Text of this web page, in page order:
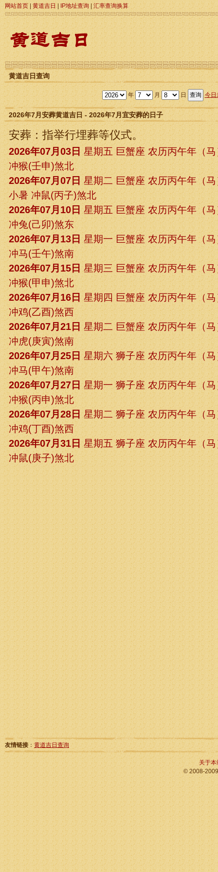
网站首页|黄道吉日| IP地址查询 |汇率查询换算
黄道吉日查询
年 月 日 今日
2026年7月安葬黄道吉日 - 2026年7月宜安葬的日子
安葬：指举行埋葬等仪式。
2026年07月03日 星期五 巨蟹座 农历丙午年（
冲猴(壬申)煞北
2026年07月07日 星期二 巨蟹座 农历丙午年（
小暑 冲鼠(丙子)煞北
2026年07月10日 星期五 巨蟹座 农历丙午年（
冲兔(己卯)煞东
2026年07月13日 星期一 巨蟹座 农历丙午年（
冲马(壬午)煞南
2026年07月15日 星期三 巨蟹座 农历丙午年（
冲猴(甲申)煞北
2026年07月16日 星期四 巨蟹座 农历丙午年（
冲鸡(乙酉)煞西
2026年07月21日 星期二 巨蟹座 农历丙午年（
冲虎(庚寅)煞南
2026年07月25日 星期六 狮子座 农历丙午年（
冲马(甲午)煞南
2026年07月27日 星期一 狮子座 农历丙午年（
冲猴(丙申)煞北
2026年07月28日 星期二 狮子座 农历丙午年（
冲鸡(丁酉)煞西
2026年07月31日 星期五 狮子座 农历丙午年（
冲鼠(庚子)煞北
友情链接：黄道吉日查询
关于本
© 2008-